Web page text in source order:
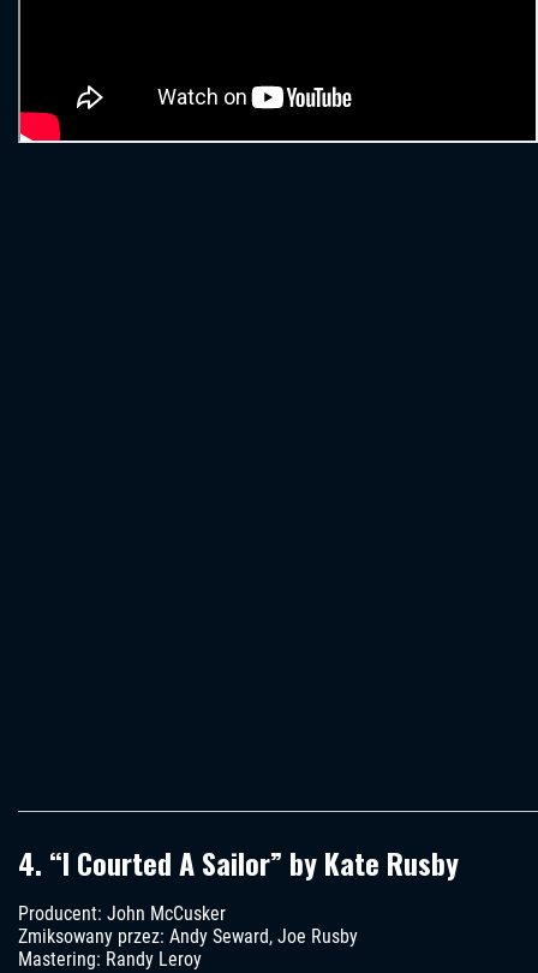
4. “I Courted A Sailor” by Kate Rusby
Producent: John McCusker
Zmiksowany przez: Andy Seward, Joe Rusby
Mastering: Randy Leroy